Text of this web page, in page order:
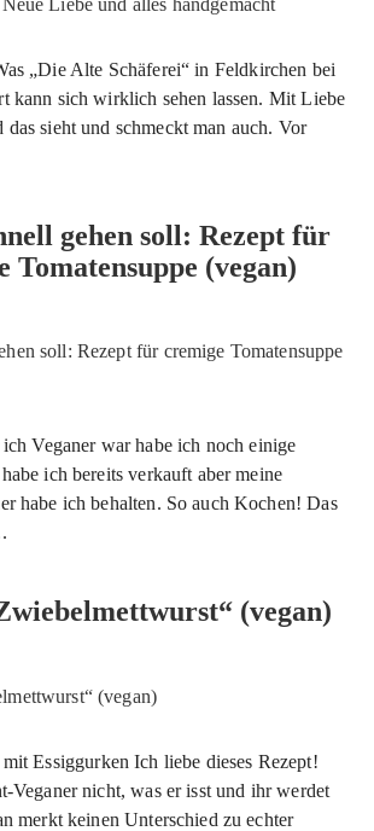
kann sich wirklich sehen lassen. Mit Liebe
das sieht und schmeckt man auch. Vor
gehen soll: Rezept für
Tomatensuppe (vegan)
ich bereits verkauft aber meine
habe ich behalten. So auch Kochen! Das
(vegan)
Veganer nicht, was er isst und ihr werdet
merkt keinen Unterschied zu echter